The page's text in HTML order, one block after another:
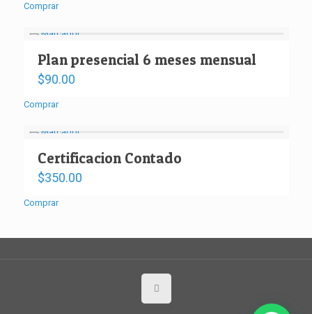
Comprar
Plan presencial 6 meses mensual
$90.00
Comprar
Certificacion Contado
$350.00
Comprar